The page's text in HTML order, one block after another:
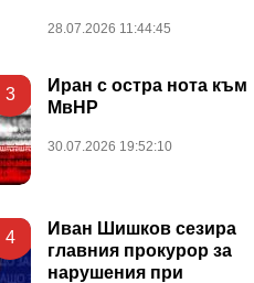
28.07.2026 11:44:45
3
Иран с остра нота към
МвНР
30.07.2026 19:52:10
4
Иван Шишков сезира
главния прокурор за
нарушения при